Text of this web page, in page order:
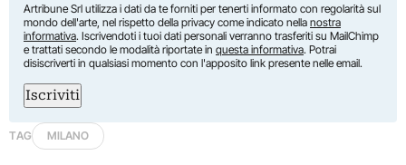
Artribune Srl utilizza i dati da te forniti per tenerti informato con regolarità sul
mondo dell'arte, nel rispetto della privacy come indicato nella nostra
informativa. Iscrivendoti i tuoi dati personali verranno trasferiti su MailChimp
e trattati secondo le modalità riportate in questa informativa. Potrai
disiscriverti in qualsiasi momento con l'apposito link presente nelle email.
Iscriviti
TAG MILANO